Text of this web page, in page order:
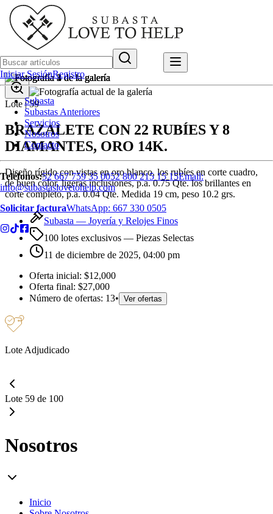
Iniciar SesiónRegistro
Subasta
Subastas Anteriores
Servicios
Nosotros
Contacto
Teléfonos:52 667 759 35 0052 800 215 15 15Email:
info@subastaslovetohelp.com
Solicitar facturaWhatsApp: 667 330 0505
Lote |59
BRAZALETE CON 22 RUBÍES Y 8
DIAMANTES, ORO 14K.
Diseño rígido con vistas en oro blanco, los rubíes en corte cuadro,
de buen color, ligeras inclusiones, p.a. 0.75 Qte. los brillantes en
corte completo, p.a. 0.04 Qte. Medida 19 cm, peso 10.2 grs.
Subasta — Joyería y Relojes Finos
100 lotes exclusivos — Piezas Selectas
11 de diciembre de 2025, 04:00 pm
Oferta inicial: $12,000
Oferta final: $27,000
Número de ofertas: 13• Ver ofertas
Lote Adjudicado
Lote 59 de 100
Nosotros
Inicio